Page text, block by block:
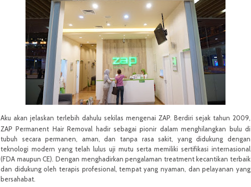
Aku akan jelaskan terlebih dahulu sekilas mengenai ZAP. Berdiri sejak tahun 2009,
ZAP Permanent Hair Removal hadir sebagai pionir dalam menghilangkan bulu di
tubuh secara permanen, aman, dan tanpa rasa sakit, yang didukung dengan
teknologi modern yang telah lulus uji mutu serta memiliki sertifikasi internasional
(FDA maupun CE). Dengan menghadirkan pengalaman treatment kecantikan terbaik
dan didukung oleh terapis profesional, tempat yang nyaman, dan pelayanan yang
bersahabat.